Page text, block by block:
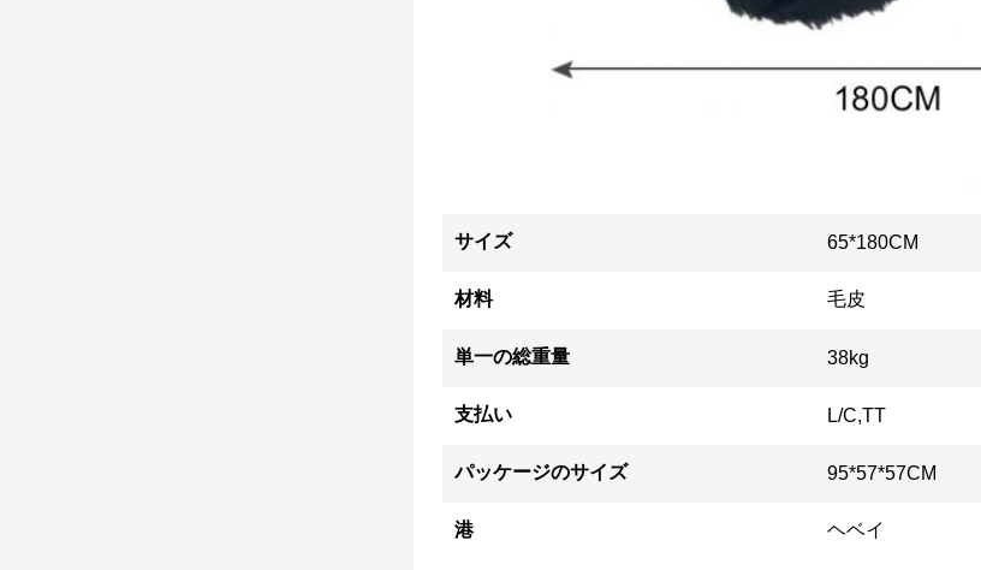
サイズ 65*180CM
材料 毛皮
単一の総重量 38kg
支払い L/C,TT
パッケージのサイズ 95*57*57CM
港 ヘベイ